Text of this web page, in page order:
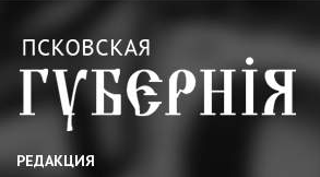
РЕДАКЦИЯ